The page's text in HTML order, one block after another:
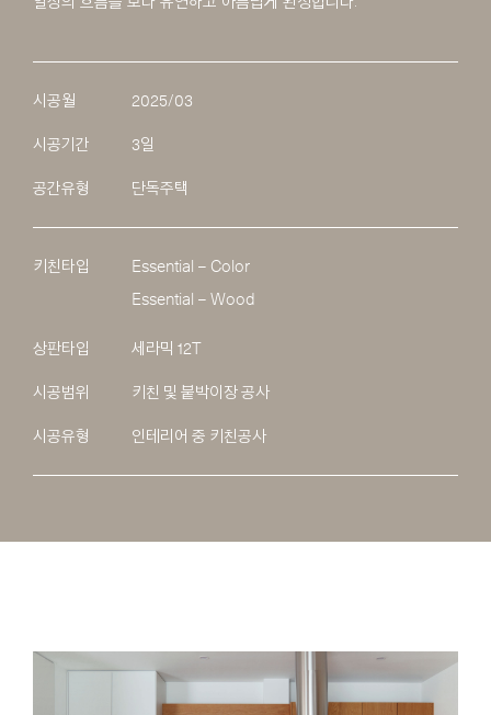
시공월 2025/03
시공기간 3일
공간유형 단독주택
키친타입
Essential – Color
Essential – Wood
상판타입 세라믹 12T
시공범위 키친 및 붙박이장 공사
시공유형 인테리어 중 키친공사